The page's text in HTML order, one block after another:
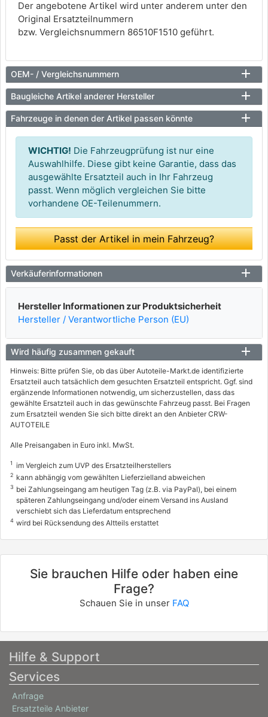
Der angebotene Artikel wird unter anderem unter den
Original Ersatzteilnummern
bzw. Vergleichsnummern 86510F1510 geführt.
OEM- / Vergleichsnummern
Baugleiche Artikel anderer Hersteller
Fahrzeuge in denen der Artikel passen könnte
WICHTIG! Die Fahrzeugprüfung ist nur eine
Auswahlhilfe. Diese gibt keine Garantie, dass das
ausgewählte Ersatzteil auch in Ihr Fahrzeug
passt. Wenn möglich vergleichen Sie bitte
vorhandene OE-Teilenummern.
Passt der Artikel in mein Fahrzeug?
Verkäuferinformationen
Hersteller Informationen zur Produktsicherheit
Hersteller / Verantwortliche Person (EU)
Wird häufig zusammen gekauft
Hinweis: Bitte prüfen Sie, ob das über Autoteile-Markt.de identifizierte
Ersatzteil auch tatsächlich dem gesuchten Ersatzteil entspricht. Ggf. sind
ergänzende Informationen notwendig, um sicherzustellen, dass das
gewählte Ersatzteil auch in das gewünschte Fahrzeug passt. Bei Fragen
zum Ersatzteil wenden Sie sich bitte direkt an den Anbieter CRW-
AUTOTEILE
Alle Preisangaben in Euro inkl. MwSt.
1 im Vergleich zum UVP des Ersatzteilherstellers
2 kann abhängig vom gewählten Lieferzielland abweichen
3 bei Zahlungseingang am heutigen Tag (z.B. via PayPal), bei einem
späteren Zahlungseingang und/oder einem Versand ins Ausland
verschiebt sich das Lieferdatum entsprechend
4 wird bei Rücksendung des Altteils erstattet
Sie brauchen Hilfe oder haben eine
Frage?
Schauen Sie in unser FAQ
Hilfe & Support
Services
Anfrage
Ersatzteile Anbieter